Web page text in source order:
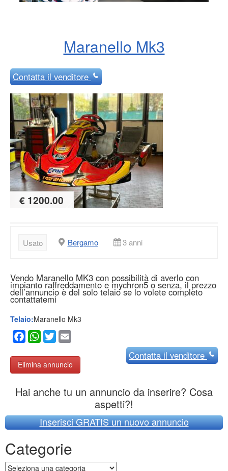
Maranello Mk3
Contattail venditore
€ 1200.00
Usato Bergamo 3 anni
Vendo Maranello MK3 con possibilità di averlo con
impianto raffreddamento e mychron5 o senza, il prezzo
dell’annuncio è del solo telaio se lo volete completo
contattatemi
Telaio:Maranello Mk3
Facebook
WhatsApp
Twitter
Elimina annuncio
Contattail venditore
Hai anche tu un annuncio da inserire? Cosa
aspetti?!
Inserisci GRATIS un nuovo annuncio
Categorie
Categorie